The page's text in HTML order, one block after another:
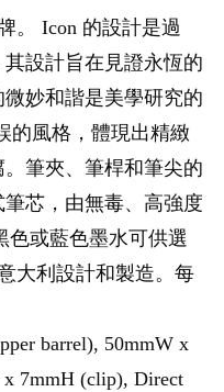
Icon 的設計是過
設計旨在見證永恆的
妙和諧是美學研究的
的風格，體現出精緻
筆夾、筆桿和筆尖的
芯，由無毒、高強度
色或藍色墨水可供選
大利設計和製造。每
barrel), 50mmW x
7mmH (clip), Direct